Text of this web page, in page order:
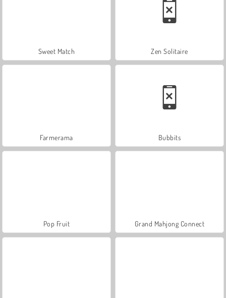
Sweet Match Zen Solitaire
Farmerama Bubbits
Pop Fruit Grand Mahjong Connect